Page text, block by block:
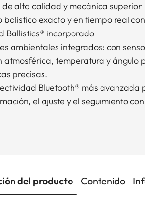
de alta calidad y mecánica superior
balístico exacto y en tiempo real
Ballistics® incorporado
ambientales integrados: con
atmosférica, temperatura y ángulo
precisas.
Bluetooth® más avanzada
el ajuste y el seguimiento
del producto Contenido